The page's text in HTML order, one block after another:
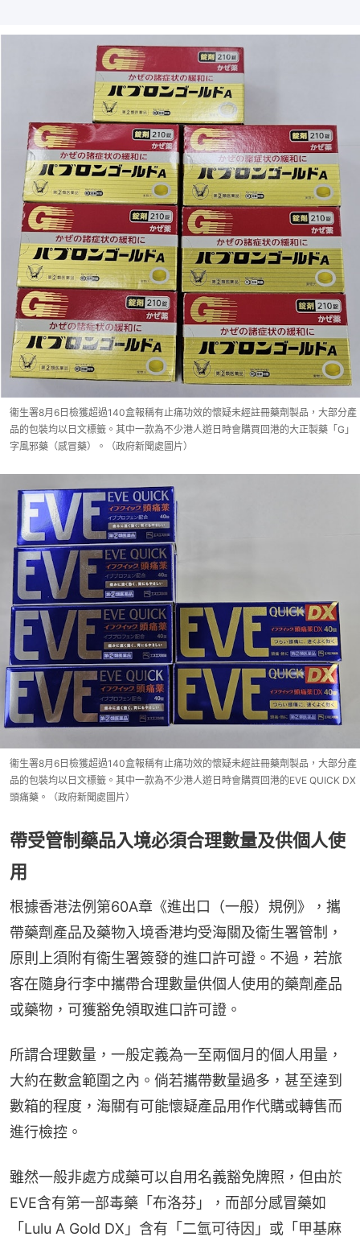
衞生署8月6日檢獲超過140盒報稱有止痛功效的懷疑未經註冊藥劑製品，大部分產
品的包裝均以日文標籤。其中一款為不少港人遊日時會購買回港的大正製藥「G」
字風邪藥（感冒藥）。（政府新聞處圖片）
衞生署8月6日檢獲超過140盒報稱有止痛功效的懷疑未經註冊藥劑製品，大部分產
品的包裝均以日文標籤。其中一款為不少港人遊日時會購買回港的EVE QUICK DX
頭痛藥。（政府新聞處圖片）
帶受管制藥品入境必須合理數量及供個人使
用
根據香港法例第60A章《進出口（一般）規例》，攜
帶藥劑產品及藥物入境香港均受海關及衞生署管制，
原則上須附有衞生署簽發的進口許可證。不過，若旅
客在隨身行李中攜帶合理數量供個人使用的藥劑產品
或藥物，可獲豁免領取進口許可證。
所謂合理數量，一般定義為一至兩個月的個人用量，
大約在數盒範圍之內。倘若攜帶數量過多，甚至達到
數箱的程度，海關有可能懷疑產品用作代購或轉售而
進行檢控。
雖然一般非處方成藥可以自用名義豁免牌照，但由於
EVE含有第一部毒藥「布洛芬」，而部分感冒藥如
「Lulu A Gold DX」含有「二氫可待因」或「甲基麻